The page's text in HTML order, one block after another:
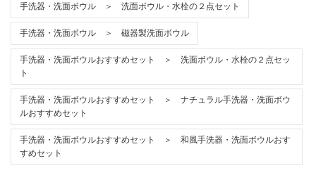
手洗器・洗面ボウル ＞ 洗面ボウル・水栓の２点セット
手洗器・洗面ボウル ＞ 磁器製洗面ボウル
手洗器・洗面ボウルおすすめセット ＞ 洗面ボウル・水栓の２点セッ
ト
手洗器・洗面ボウルおすすめセット ＞ ナチュラル手洗器・洗面ボウ
ルおすすめセット
手洗器・洗面ボウルおすすめセット ＞ 和風手洗器・洗面ボウルおす
すめセット